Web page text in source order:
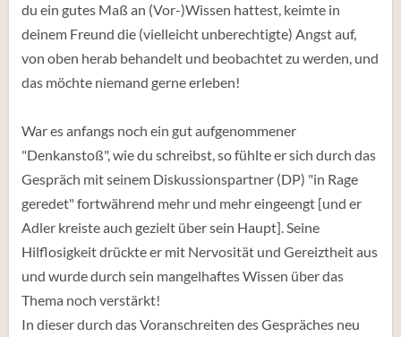
du ein gutes Maß an (Vor-)Wissen hattest, keimte in
deinem Freund die (vielleicht unberechtigte) Angst auf,
von oben herab behandelt und beobachtet zu werden, und
das möchte niemand gerne erleben!
War es anfangs noch ein gut aufgenommener
"Denkanstoß", wie du schreibst, so fühlte er sich durch das
Gespräch mit seinem Diskussionspartner (DP) "in Rage
geredet" fortwährend mehr und mehr eingeengt [und er
Adler kreiste auch gezielt über sein Haupt]. Seine
Hilflosigkeit drückte er mit Nervosität und Gereiztheit aus
und wurde durch sein mangelhaftes Wissen über das
Thema noch verstärkt!
In dieser durch das Voranschreiten des Gespräches neu